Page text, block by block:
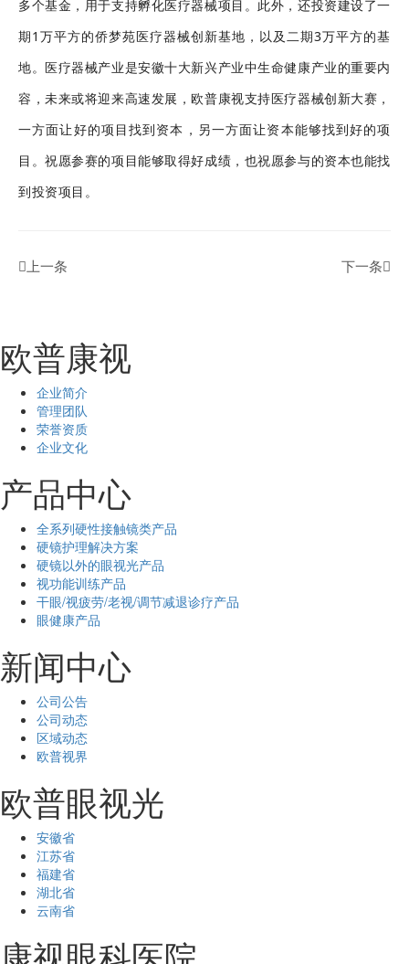
多个基金，用于支持孵化医疗器械项目。此外，还投资建设了一
期1万平方的侨梦苑医疗器械创新基地，以及二期3万平方的基
地。医疗器械产业是安徽十大新兴产业中生命健康产业的重要内
容，未来或将迎来高速发展，欧普康视支持医疗器械创新大赛，
一方面让好的项目找到资本，另一方面让资本能够找到好的项
目。祝愿参赛的项目能够取得好成绩，也祝愿参与的资本也能找
到投资项目。
 上一条 下一条
欧普康视
企业简介
管理团队
荣誉资质
企业文化
产品中心
全系列硬性接触镜类产品
硬镜护理解决方案
硬镜以外的眼视光产品
视功能训练产品
干眼/视疲劳/老视/调节减退诊疗产品
眼健康产品
新闻中心
公司公告
公司动态
区域动态
欧普视界
欧普眼视光
安徽省
江苏省
福建省
湖北省
云南省